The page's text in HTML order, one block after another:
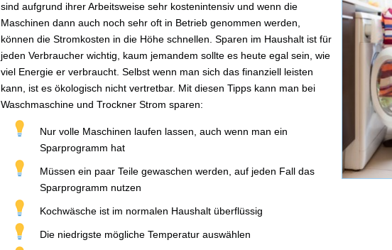
sind aufgrund ihrer Arbeitsweise sehr kostenintensiv und wenn die
Maschinen dann auch noch sehr oft in Betrieb genommen werden,
können die Stromkosten in die Höhe schnellen. Sparen im Haushalt ist für
jeden Verbraucher wichtig, kaum jemandem sollte es heute egal sein, wie
viel Energie er verbraucht. Selbst wenn man sich das finanziell leisten
kann, ist es ökologisch nicht vertretbar. Mit diesen Tipps kann man bei
Waschmaschine und Trockner Strom sparen:
Nur volle Maschinen laufen lassen, auch wenn man ein
Sparprogramm hat
Müssen ein paar Teile gewaschen werden, auf jeden Fall das
Sparprogramm nutzen
Kochwäsche ist im normalen Haushalt überflüssig
Die niedrigste mögliche Temperatur auswählen